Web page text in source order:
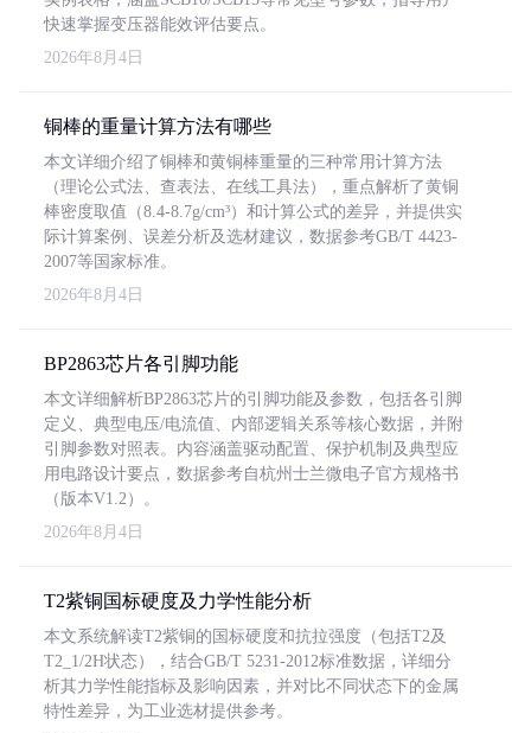
快速掌握变压器能效评估要点。
2026年8月4日
铜棒的重量计算方法有哪些
本文详细介绍了铜棒和黄铜棒重量的三种常用计算方法
（理论公式法、查表法、在线工具法），重点解析了黄铜
棒密度取值（8.4-8.7g/cm³）和计算公式的差异，并提供实
际计算案例、误差分析及选材建议，数据参考GB/T 4423-
2007等国家标准。
2026年8月4日
BP2863芯片各引脚功能
本文详细解析BP2863芯片的引脚功能及参数，包括各引脚
定义、典型电压/电流值、内部逻辑关系等核心数据，并附
引脚参数对照表。内容涵盖驱动配置、保护机制及典型应
用电路设计要点，数据参考自杭州士兰微电子官方规格书
（版本V1.2）。
2026年8月4日
T2紫铜国标硬度及力学性能分析
本文系统解读T2紫铜的国标硬度和抗拉强度（包括T2及
T2_1/2H状态），结合GB/T 5231-2012标准数据，详细分
析其力学性能指标及影响因素，并对比不同状态下的金属
特性差异，为工业选材提供参考。